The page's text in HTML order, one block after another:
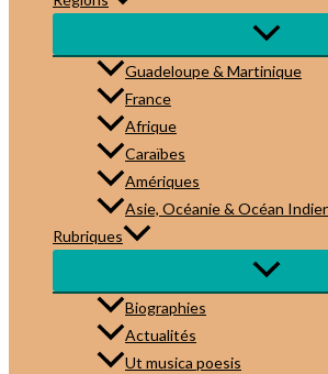
Guadeloupe & Martinique
France
Afrique
Caraïbes
Amériques
Asie, Océanie & Océan
Rubriques
Biographies
Actualités
Ut musica poesis